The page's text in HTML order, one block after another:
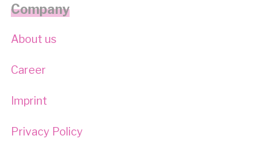
Company
About us
Career
Imprint
Privacy Policy